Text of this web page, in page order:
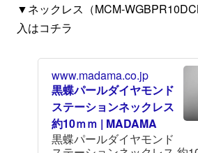
▼ネックレス（MCM-
入はコチラ
www.madama.co.jp
黒蝶パールダイヤモンド
ステーションネックレス
約10ｍｍ | MADAMA
黒蝶パールダイヤモンド